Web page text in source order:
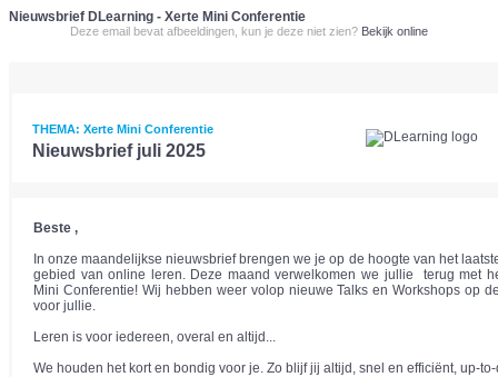
Nieuwsbrief DLearning - Xerte Mini Conferentie
Deze email bevat afbeeldingen, kun je deze niet zien? Bekijk online
THEMA: Xerte Mini Conferentie
Nieuwsbrief juli 2025
Beste ,
In onze maandelijkse nieuwsbrief brengen we je op de hoogte van het
gebied van online leren. Deze maand verwelkomen we jullie terug met
Mini Conferentie! Wij hebben weer volop nieuwe Talks en Workshops op
voor jullie.
Leren is voor iedereen, overal en altijd...
We houden het kort en bondig voor je. Zo blijf jij altijd, snel en efficiënt, up-